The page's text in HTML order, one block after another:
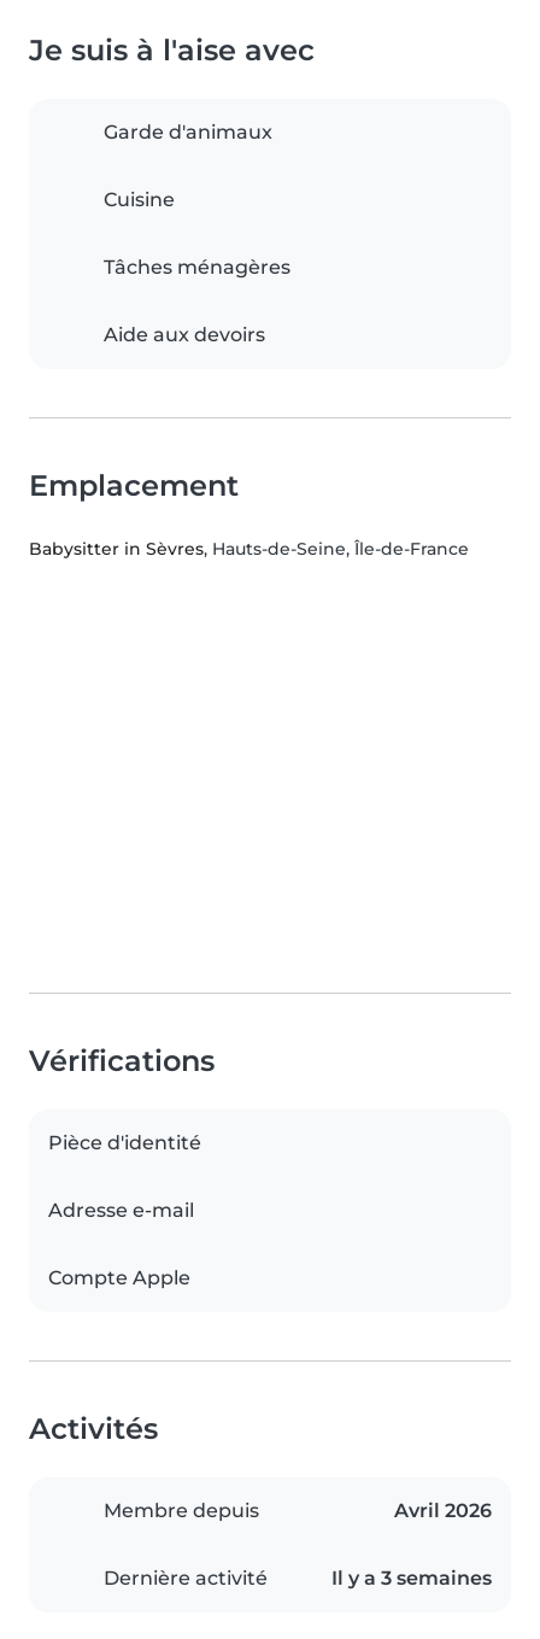
Je suis à l'aise avec
Garde d'animaux
Cuisine
Tâches ménagères
Aide aux devoirs
Emplacement
Babysitter in Sèvres, Hauts-de-Seine, Île-de-France
Vérifications
Pièce d'identité
Adresse e-mail
Compte Apple
Activités
Membre depuis Avril 2026
Dernière activité Il y a 3 semaines